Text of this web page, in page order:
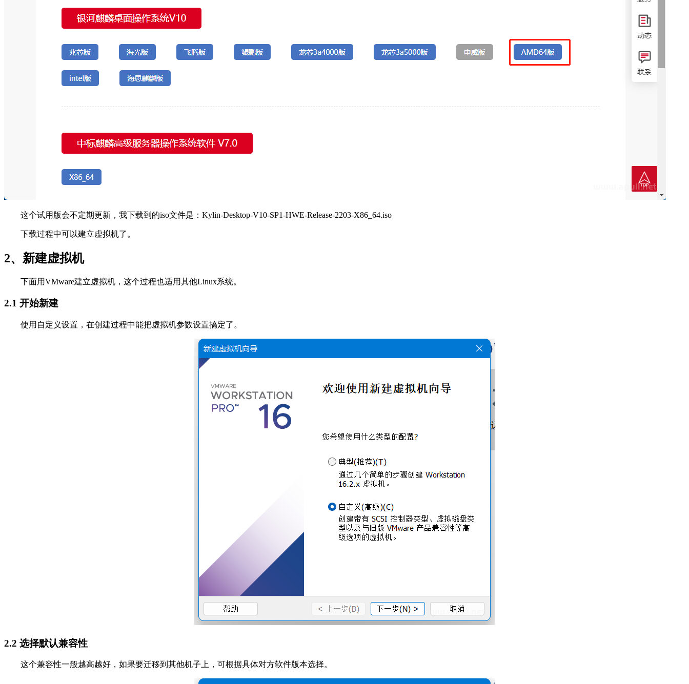
这个试用版会不定期更新，我下载到的iso文件是：Kylin-Desktop-V10-SP1-HWE-Release-2203-X86_64.iso
下载过程中可以建立虚拟机了。
2、新建虚拟机
下面用VMware建立虚拟机，这个过程也适用其他Linux系统。
2.1 开始新建
使用自定义设置，在创建过程中能把虚拟机参数设置搞定了。
2.2 选择默认兼容性
这个兼容性一般越高越好，如果要迁移到其他机子上，可根据具体对方软件版本选择。